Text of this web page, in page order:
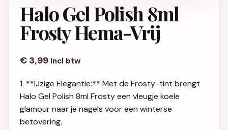
Halo Gel Polish 8ml
Frosty Hema-Vrij
€ 3,99 Incl btw
1. **IJzige Elegantie:** Met de Frosty-tint brengt
Halo Gel Polish 8ml Frosty een vleugje koele
glamour naar je nagels voor een winterse
betovering.